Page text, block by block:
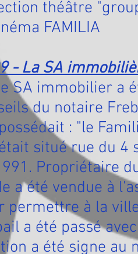
théâtre
FAMILIA
- La SA
SA immobilier a
du notaire
: "le
situé rue du 4
Propriétaire
a été vendue à
permettre à la
a été passé
a été signe au